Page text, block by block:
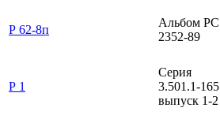
Р 62-8п
Альбом РС
2352-89
Р 1
Серия
3.501.1-165
выпуск 1-2